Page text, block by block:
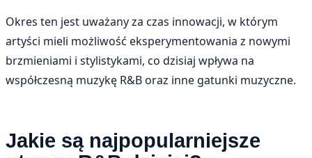
Okres ten jest uważany za czas innowacji, w którym
artyści mieli możliwość eksperymentowania z nowymi
brzmieniami i stylistykami, co dzisiaj wpływa na
współczesną muzykę R&B oraz inne gatunki muzyczne.
Jakie są najpopularniejsze